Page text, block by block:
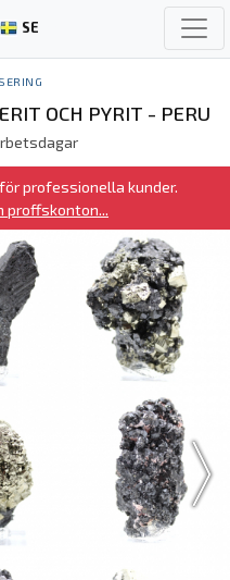
SE
OCH PYRIT - PERU
professionella kunder.
proffskonton...